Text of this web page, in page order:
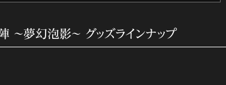
～夢幻泡影～ グッズラインナップ